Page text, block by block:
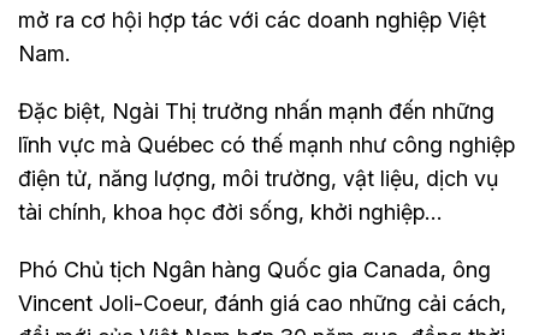
mở ra cơ hội hợp tác với các doanh nghiệp Việt
Nam.
Đặc biệt, Ngài Thị trưởng nhấn mạnh đến những
lĩnh vực mà Québec có thế mạnh như công nghiệp
điện tử, năng lượng, môi trường, vật liệu, dịch vụ
tài chính, khoa học đời sống, khởi nghiệp…
Phó Chủ tịch Ngân hàng Quốc gia Canada, ông
Vincent Joli-Coeur, đánh giá cao những cải cách,